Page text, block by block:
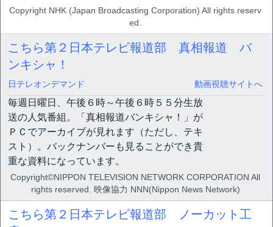
Copyright NHK (Japan Broadcasting Corporation) All rights reserv
ed.
こちら第２日本テレビ報道部 真相報道 バ
ンキシャ！
日テレオンデマンド 動画視聴サイトへ
毎週日曜日、午後６時～午後６時５５分生放
送の人気番組。「真相報道バンキシャ！」が
ＰＣでアーカイブが見れます（ただし、テキ
スト）。バックナンバーも見ることができ貴
重な資料になっています。
Copyright©NIPPON TELEVISION NETWORK CORPORATION All
rights reserved. 映像協力 NNN(Nippon News Network)
こちら第２日本テレビ報道部 ノーカット工